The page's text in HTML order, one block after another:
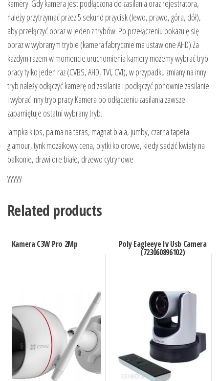
kamery. Gdy kamera jest podłączona do zasilania oraz rejestratora,
należy przytrzymać przez 5 sekund przycisk (lewo, prawo, góra, dół),
aby przełączyć obraz w jeden z trybów. Po przełączeniu pokazuję się
obraz w wybranym trybie (kamera fabrycznie ma ustawione AHD).Za
każdym razem w momencie uruchomienia kamery możemy wybrać tryb
pracy tylko jeden raz (CVBS, AHD, TVI, CVI), w przypadku zmiany na inny
tryb należy odłączyć kamerę od zasilania i podłączyć ponownie zasilanie
i wybrać inny tryb pracy.Kamera po odłączeniu zasilania zawsze
zapamiętuje ostatni wybrany tryb.
lampka klips, palma na taras, magnat biala, jumby, czarna tapeta
glamour, tynk mozaikowy cena, plytki kolorowe, kiedy sadzić kwiaty na
balkonie, drzwi dre białe, drzewo cytrynowe
yyyyy
Related products
Kamera C3W Pro 2Mp Poly Eagleeye Iv Usb Camera
(723060896102)